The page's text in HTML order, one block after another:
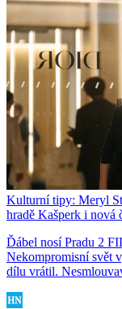
Kulturní tipy: Meryl
hradě Kašperk i nová
Ďábel nosí Pradu 2
Nekompromisní svět
dílu vrátil.